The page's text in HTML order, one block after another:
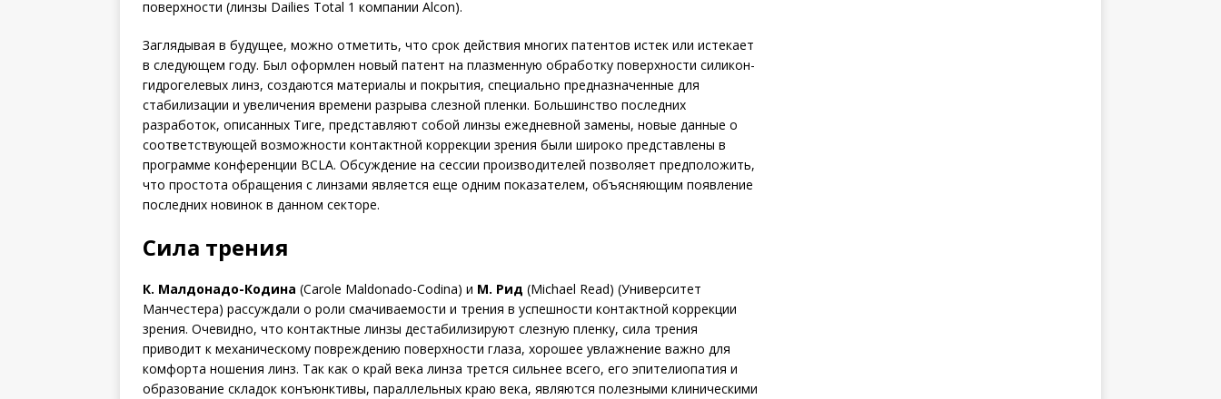
поверхности (линзы Dailies Total 1 компании Alcon).
Заглядывая в будущее, можно отметить, что срок действия многих патентов истек или истекает
в следующем году. Был оформлен новый патент на плазменную обработку поверхности силикон-
гидрогелевых линз, создаются материалы и покрытия, специально предназначенные для
стабилизации и увеличения времени разрыва слезной пленки. Большинство последних
разработок, описанных Тиге, представляют собой линзы ежедневной замены, новые данные о
соответствующей возможности контактной коррекции зрения были широко представлены в
программе конференции BCLA. Обсуждение на сессии производителей позволяет предположить,
что простота обращения с линзами является еще одним показателем, объясняющим появление
последних новинок в данном секторе.
Сила трения
К. Малдонадо-Кодина (Carole Maldonado-Co­dina) и М. Рид (Michael Read) (Университет
Манчестера) рассуждали о роли смачиваемости и трения в успешности контактной коррекции
зрения. Очевидно, что контактные линзы дестабилизируют слезную пленку, сила трения
приводит к механическому повреждению поверхности глаза, хорошее увлажнение важно для
комфорта ношения линз. Так как о край века линза трется сильнее всего, его эпителиопатия и
образование складок конъюнктивы, параллельных краю века, являются полезными клиническими